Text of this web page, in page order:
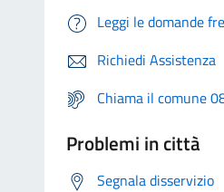
Leggi le domande
Richiedi Assistenza
Chiama il comune
Problemi in città
Segnala disservizio